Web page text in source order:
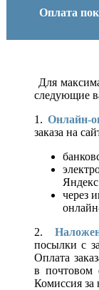
Оплата
Для
следующие
1. Онлайн-
заказа на
через
2.
посылки с
Оплата
в почтовом
Комиссия за